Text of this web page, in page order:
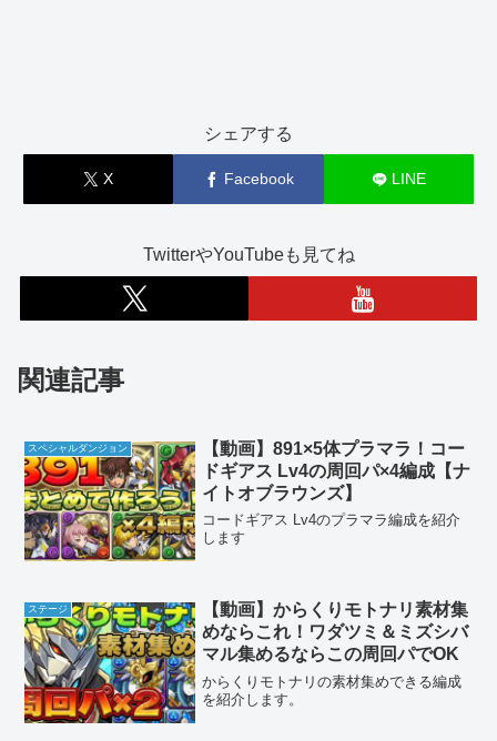
シェアする
X Facebook LINE
TwitterやYouTubeも見てね
関連記事
スペシャルダンジョン
【動画】891×5体プラマラ！コー
ドギアス Lv4の周回パ×4編成【ナ
イトオブラウンズ】
コードギアス Lv4のプラマラ編成を紹介
します
ステージ
【動画】からくりモトナリ素材集
めならこれ！ワダツミ＆ミズシバ
マル集めるならこの周回パでOK
からくりモトナリの素材集めできる編成
を紹介します。